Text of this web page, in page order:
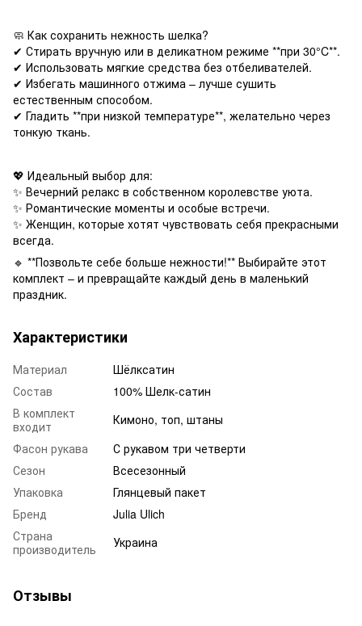
🧼 Как сохранить нежность шелка?
✔ Стирать вручную или в деликатном режиме **при 30°C**.
✔ Использовать мягкие средства без отбеливателей.
✔ Избегать машинного отжима – лучше сушить
естественным способом.
✔ Гладить **при низкой температуре**, желательно через
тонкую ткань.
💖 Идеальный выбор для:
✨ Вечерний релакс в собственном королевстве уюта.
✨ Романтические моменты и особые встречи.
✨ Женщин, которые хотят чувствовать себя прекрасными
всегда.
🔹 **Позвольте себе больше нежности!** Выбирайте этот
комплект – и превращайте каждый день в маленький
праздник.
Характеристики
Материал
Шёлксатин
Состав
100% Шелк-сатин
В комплект
входит
Кимоно, топ, штаны
Фасон рукава
С рукавом три четверти
Сезон
Всесезонный
Упаковка
Глянцевый пакет
Бренд
Julia Ulich
Страна
производитель
Украина
Отзывы